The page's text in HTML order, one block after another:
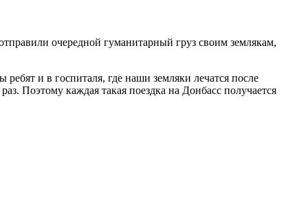
очередной гуманитарный груз своим землякам,
и в госпиталя, где наши земляки лечатся после
Поэтому каждая такая поездка на Донбасс получается